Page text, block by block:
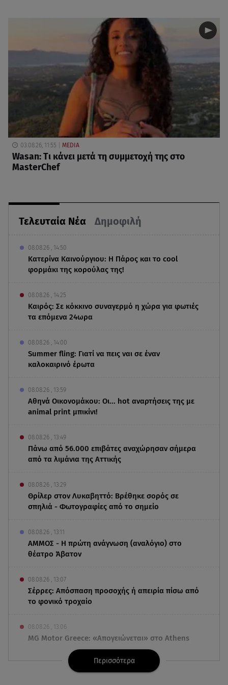
Τελευταία Νέα Δημοφιλή
08.08.26 , 14:50
Κατερίνα Καινούργιου: Η Πάρος και το cool
φορμάκι της κορούλας της!
08.08.26 , 14:25
Καιρός: Σε κόκκινο συναγερμό η χώρα για φωτιές
τα επόμενα 24ωρα
08.08.26 , 14:00
Summer fling: Γιατί να πεις ναι σε έναν
καλοκαιρινό έρωτα
08.08.26 , 13:59
Αθηνά Οικονομάκου: Οι... hot αναρτήσεις της με
animal print μπικίνι!
08.08.26 , 13:49
Πάνω από 56.000 επιβάτες αναχώρησαν σήμερα
από τα λιμάνια της Αττικής
08.08.26 , 13:29
Θρίλερ στον Λυκαβηττό: Βρέθηκε σορός σε
σπηλιά - Φωτογραφίες από το σημείο
08.08.26 , 13:11
ΑΜΜΟΣ - Η πρώτη ανάγνωση (αναλόγιο) στο
θέατρο Άβατον
08.08.26 , 13:07
Σέρρες: Απόσπαση προσοχής ή απειρία πίσω από
το φονικό τροχαίο
08.08.26 , 13:06
MG Motor Greece: «Απογειώνεται» στο Athens
Flying Week 2026
Περισσότερα
03.08.26, 11:55 MEDIA
Wasan: Tι κάνει μετά τη συμμετοχή της στο
MasterChef